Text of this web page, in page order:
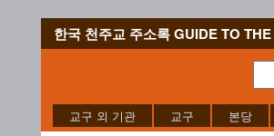
한국 천주교 주소록 GUIDE TO
교구 외 기관 교구 본당